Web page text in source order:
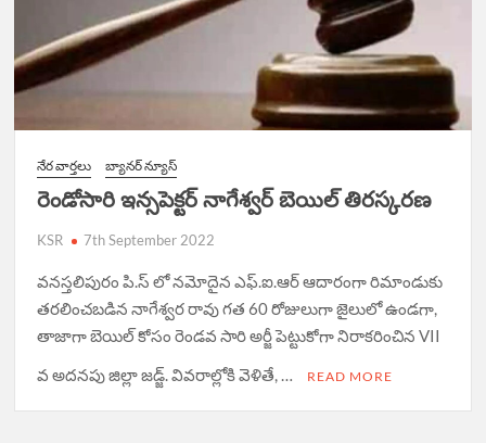
నేర వార్త‌లు బ్యానర్ న్యూస్
రెండోసారి ఇన్సపెక్టర్ నాగేశ్వర్ బెయిల్ తిరస్కరణ
KSR 7th September 2022
వనస్తలిపురం పి.స్ లో నమోదైన ఎఫ్.ఐ.ఆర్ ఆదారంగా రిమాండుకు
తరలించబడిన నాగేశ్వర రావు గత 60 రోజులుగా జైలులో ఉండగా,
తాజాగా బెయిల్ కోసం రెండవ సారి అర్జీ పెట్టుకోగా నిరాకరించిన VII
వ అదనపు జిల్లా జడ్జ్. వివరాల్లోకి వెళితే, …
READ MORE